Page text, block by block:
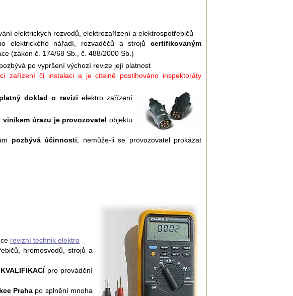
elektrických rozvodů, elektrozařízení a elektrospotřebičů
elektrického nářadí, rozvaděčů a strojů certifikovaným
(zákon č. 174/68 Sb., č. 488/2000 Sb.)
po vypršení výchozí revize její platnost
zařízení či instalaci a je citelně postihováno inspektoráty
platný doklad o revizi elektro zařízení
viníkem úrazu je provozovatel objektu
pozbývá účinnosti, nemůže-li se provozovatel prokázat
revizní technik elektro
hromosvodů, strojů a
KVALIFIKACÍ pro provádění
Praha po splnění mnoha